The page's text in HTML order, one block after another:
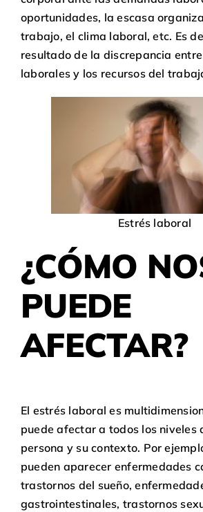
oportunidades, la escasa
trabajo, el clima laboral, etc. Es
resultado de la discrepancia
laborales y los recursos del
Estrés laboral
¿CÓMO
PUEDE
AFECTAR?
El estrés laboral es
puede afectar a todos los niveles
persona y su contexto. Por
pueden aparecer enfermedades
trastornos del sueño,
gastrointestinales, trastornos